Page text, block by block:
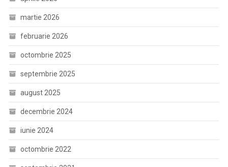
martie 2026
februarie 2026
octombrie 2025
septembrie 2025
august 2025
decembrie 2024
iunie 2024
octombrie 2022